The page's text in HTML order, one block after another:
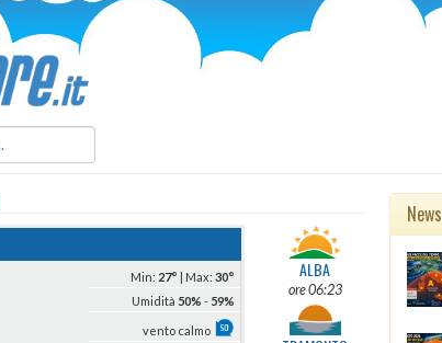
ilmeteo24ore.it
Min: 27° | Max:30°
Umidità 50%- 59%
vento calmo
ALBA
ore 06:23
News